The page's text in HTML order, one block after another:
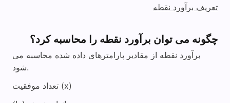
تعریف برآورد نقطه
چگونه می توان برآورد نقطه را محاسبه کرد؟
برآورد نقطه از مقادیر پارامترهای داده شده محاسبه می
شود.
تعداد موفقیت (x)